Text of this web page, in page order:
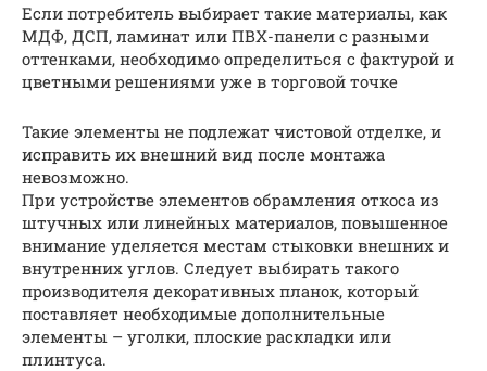
Если потребитель выбирает такие материалы, как
МДФ, ДСП, ламинат или ПВХ-панели с разными
оттенками, необходимо определиться с фактурой и
цветными решениями уже в торговой точке
Такие элементы не подлежат чистовой отделке, и
исправить их внешний вид после монтажа
невозможно.
При устройстве элементов обрамления откоса из
штучных или линейных материалов, повышенное
внимание уделяется местам стыковки внешних и
внутренних углов. Следует выбирать такого
производителя декоративных планок, который
поставляет необходимые дополнительные
элементы – уголки, плоские раскладки или
плинтуса.